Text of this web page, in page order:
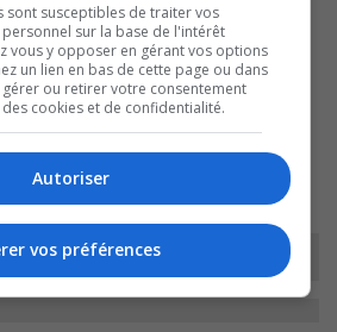
sont susceptibles de traiter vos
sur la base de l'intérêt
vous y opposer en gérant vos options
un lien en bas de cette page ou dans
ou retirer votre consentement
cookies et de confidentialité.
Autoriser
vos préférences